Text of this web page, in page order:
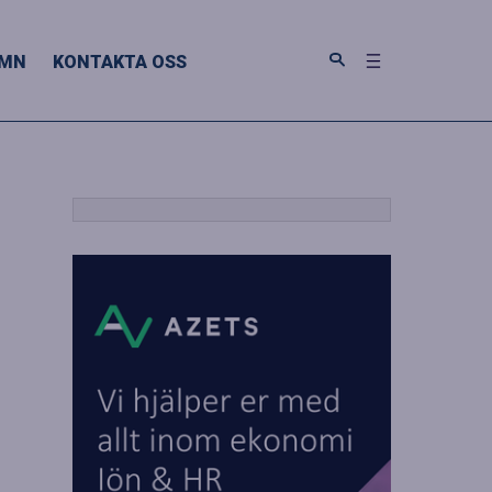
KONTAKTA OSS